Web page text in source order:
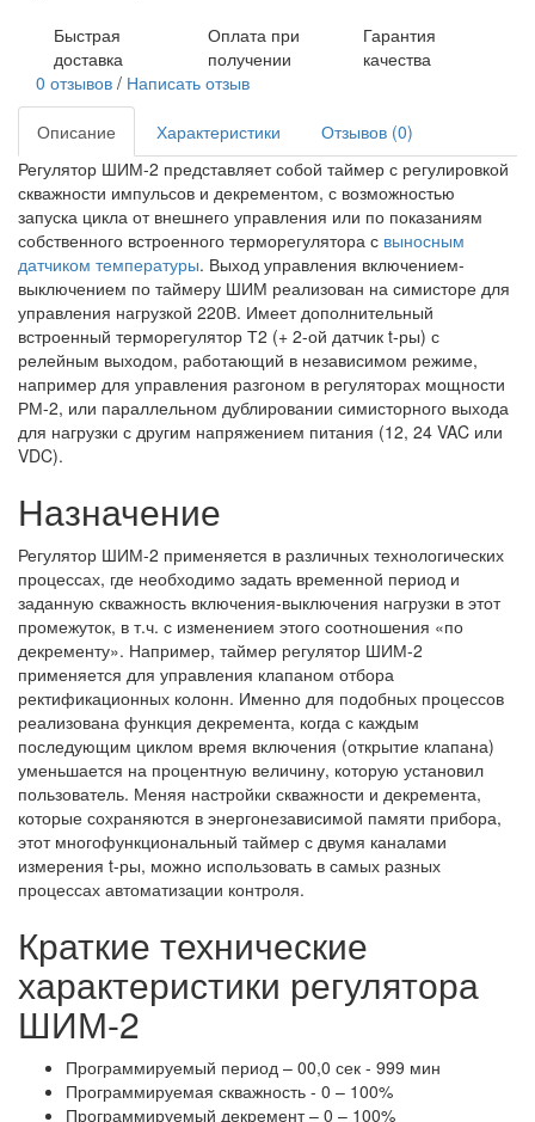
Быстрая
доставка
Оплата при
получении
Гарантия
качества
0 отзывов / Написать отзыв
Описание Характеристики
Отзывов (0)
Регулятор ШИМ-2 представляет собой таймер с регулировкой
скважности импульсов и декрементом, с возможностью
запуска цикла от внешнего управления или по показаниям
собственного встроенного терморегулятора с выносным
датчиком температуры. Выход управления включением-
выключением по таймеру ШИМ реализован на симисторе для
управления нагрузкой 220В. Имеет дополнительный
встроенный терморегулятор Т2 (+ 2-ой датчик t-ры) с
релейным выходом, работающий в независимом режиме,
например для управления разгоном в регуляторах мощности
РМ-2, или параллельном дублировании симисторного выхода
для нагрузки с другим напряжением питания (12, 24 VAC или
VDC).
Назначение
Регулятор ШИМ-2 применяется в различных технологических
процессах, где необходимо задать временной период и
заданную скважность включения-выключения нагрузки в этот
промежуток, в т.ч. с изменением этого соотношения «по
декременту». Например, таймер регулятор ШИМ-2
применяется для управления клапаном отбора
ректификационных колонн. Именно для подобных процессов
реализована функция декремента, когда с каждым
последующим циклом время включения (открытие клапана)
уменьшается на процентную величину, которую установил
пользователь. Меняя настройки скважности и декремента,
которые сохраняются в энергонезависимой памяти прибора,
этот многофункциональный таймер с двумя каналами
измерения t-ры, можно использовать в самых разных
процессах автоматизации контроля.
Краткие технические
характеристики регулятора
ШИМ-2
Программируемый период – 00,0 сек - 999 мин
Программируемая скважность - 0 – 100%
Программируемый декремент – 0 – 100%